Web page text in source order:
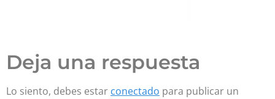
Deja una respuesta
Lo siento, debes estar conectado para publicar un